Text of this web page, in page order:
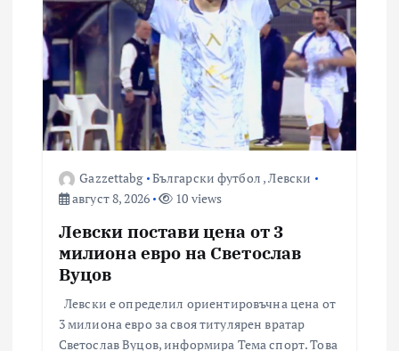
Gazzettabg Български футбол ,Левски
август 8, 2026
10 views
Левски постави цена от 3
милиона евро на Светослав
Вуцов
Левски е определил ориентировъчна цена от
3 милиона евро за своя титулярен вратар
Светослав Вуцов, информира Тема спорт. Това